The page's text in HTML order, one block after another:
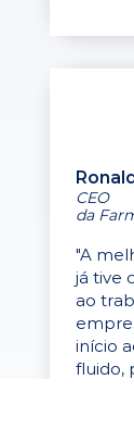
CEO
da
"A
já tive
ao
início
fluido,